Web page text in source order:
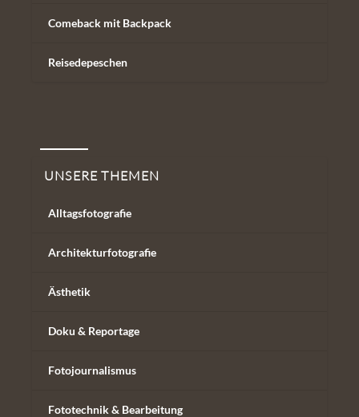
Comeback mit Backpack
Reisedepeschen
UNSERE THEMEN
Alltagsfotografie
Architekturfotografie
Ästhetik
Doku & Reportage
Fotojournalismus
Fototechnik & Bearbeitung